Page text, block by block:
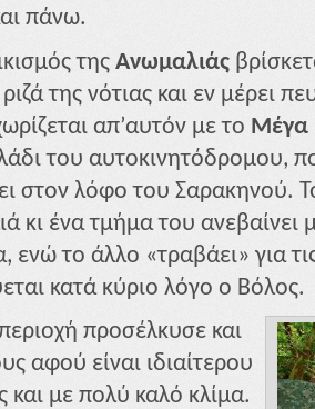
πάνω.
της Ανωμαλιάς
της νότιας και εν μέρει
απ’αυτόν με το Μέγα
του αυτοκινητόδρομου,
στον λόφο του Σαρακηνού.
κι ένα τμήμα του
ενώ το άλλο «τραβάει» για
κατά κύριο λόγο ο Βόλος.
προσέλκυσε και
αφού είναι ιδιαίτερου
και με πολύ καλό κλίμα.